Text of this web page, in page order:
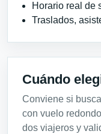
Horario real de
Traslados,
Cuándo
Conviene si
con vuelo
dos viajeros y